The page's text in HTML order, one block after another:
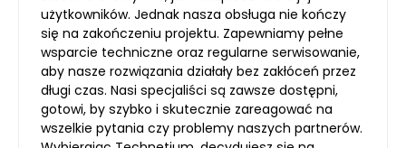
użytkowników. Jednak nasza obsługa nie kończy
się na zakończeniu projektu. Zapewniamy pełne
wsparcie techniczne oraz regularne serwisowanie,
aby nasze rozwiązania działały bez zakłóceń przez
długi czas. Nasi specjaliści są zawsze dostępni,
gotowi, by szybko i skutecznie zareagować na
wszelkie pytania czy problemy naszych partnerów.